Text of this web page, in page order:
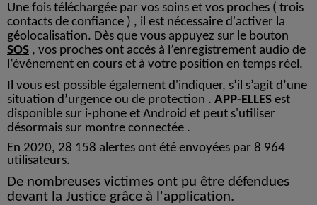
Une fois téléchargée par vos soins et vos proches ( trois
contacts de confiance ) , il est nécessaire d'activer la
géolocalisation. Dès que vous appuyez sur le bouton
SOS , vos proches ont accès à l’enregistrement audio de
l’événement en cours et à votre position en temps réel.
Il vous est possible également d'indiquer, s’il s’agit d’une
situation d’urgence ou de protection . APP-ELLES est
disponible sur i-phone et Android et peut s'utiliser
désormais sur montre connectée .
En 2020, 28 158 alertes ont été envoyées par 8 964
utilisateurs.
De nombreuses victimes ont pu être défendues
devant la Justice grâce à l'application.